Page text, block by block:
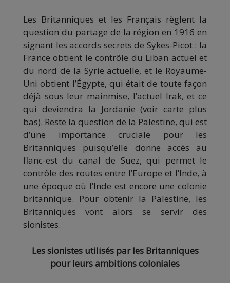
Les Britanniques et les Français règlent la
question du partage de la région en 1916 en
signant les accords secrets de Sykes-Picot : la
France obtient le contrôle du Liban actuel et
du nord de la Syrie actuelle, et le Royaume-
Uni obtient l’Égypte, qui était de toute façon
déjà sous leur mainmise, l’actuel Irak, et ce
qui deviendra la Jordanie (voir carte plus
bas). Reste la question de la Palestine, qui est
d’une importance cruciale pour les
Britanniques puisqu’elle donne accès au
flanc-est du canal de Suez, qui permet le
contrôle des routes entre l’Europe et l’Inde, à
une époque où l’Inde est encore une colonie
britannique. Pour obtenir la Palestine, les
Britanniques vont alors se servir des
sionistes.
Les sionistes utilisés par les Britanniques
pour leurs ambitions coloniales